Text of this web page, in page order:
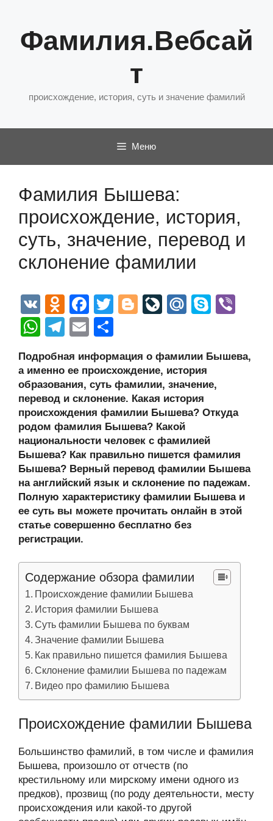
содержимому
Фамилия.Вебсай
т
происхождение, история, суть и значение фамилий
Меню
Фамилия Бышева:
происхождение, история,
суть, значение, перевод и
склонение фамилии
V
K
O
d
n
o
kl
a
ss
ni
ki
F
a
c
e
b
o
o
k
T
er
Bl
g
er
Li
J
o
ur
n
al
M
u
S
e
W
at
s
A
p
p
T
e
gr
a
m
E
ail р
а
в
и
ть
Подробная информация о фамилии Бышева,
а именно ее происхождение, история
образования, суть фамилии, значение,
перевод и склонение. Какая история
происхождения фамилии Бышева? Откуда
родом фамилия Бышева? Какой
национальности человек с фамилией
Бышева? Как правильно пишется фамилия
Бышева? Верный перевод фамилии Бышева
на английский язык и склонение по падежам.
Полную характеристику фамилии Бышева и
ее суть вы можете прочитать онлайн в этой
статье совершенно бесплатно без
регистрации.
Содержание обзора фамилии
Происхождение фамилии Бышева
История фамилии Бышева
Суть фамилии Бышева по буквам
Значение фамилии Бышева
Как правильно пишется фамилия Бышева
Склонение фамилии Бышева по падежам
Видео про фамилию Бышева
Происхождение фамилии Бышева
Большинство фамилий, в том числе и фамилия
Бышева, произошло от отчеств (по
крестильному или мирскому имени одного из
предков), прозвищ (по роду деятельности, месту
происхождения или какой-то другой